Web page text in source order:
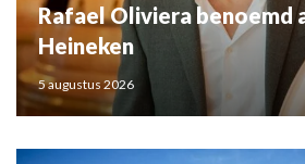
Rafael Oliviera benoemd
Heineken
5 augustus 2026